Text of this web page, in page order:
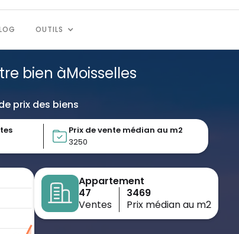
OUTILS
bien àMoisselles
prix des biens
Prix de vente médian au m2
3250
Appartement
47
Ventes
3469
Prix médian au m2